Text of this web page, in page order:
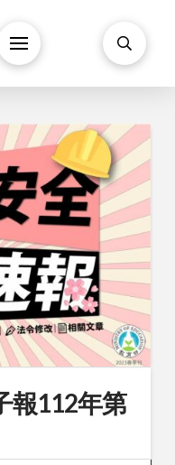
報112年第